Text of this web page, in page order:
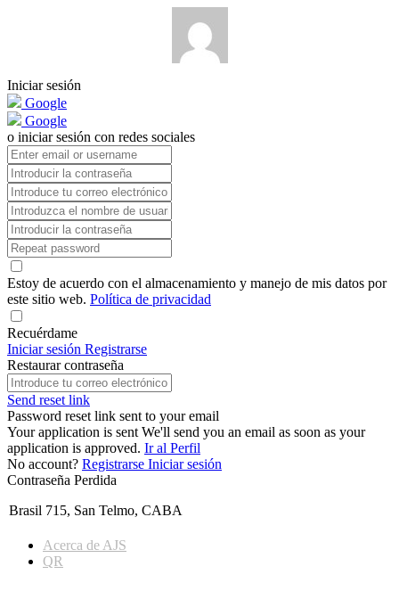
Iniciar sesión
Google
Google
o iniciar sesión con redes sociales
Estoy de acuerdo con el almacenamiento y manejo de mis datos por
este sitio web. Política de privacidad
Recuérdame
Iniciar sesión Registrarse
Restaurar contraseña
Send reset link
Password reset link sent to your email
Your application is sent We'll send you an email as soon as your
application is approved. Ir al Perfil
No account? Registrarse Iniciar sesión
Contraseña Perdida
Brasil 715, San Telmo, CABA
Acerca de AJS
QR